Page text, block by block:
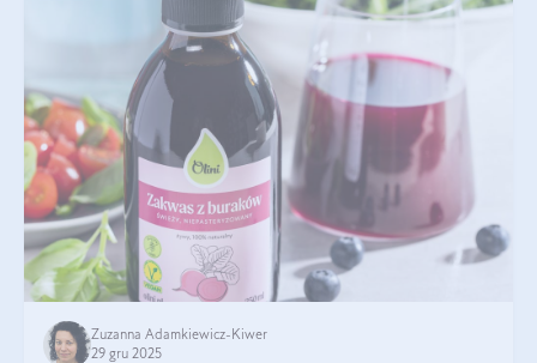
Zuzanna Adamkiewicz-Kiwer
29 gru 2025